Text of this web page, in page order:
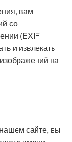
вам
со
(EXIF
и извлекать
на
сайте, вы